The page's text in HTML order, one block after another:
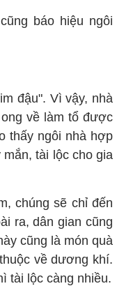
báo hiệu ngôi
đậu". Vì vậy, nhà
về làm tổ được
thấy ngôi nhà hợp
mắn, tài lộc cho gia
chúng sẽ chỉ đến
ra, dân gian cũng
cũng là món quà
về dương khí.
tài lộc càng nhiều.